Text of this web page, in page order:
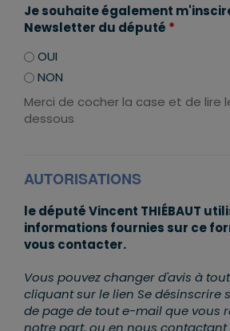
Je souhaite également
Newsletter du député *
OUI
NON
Merci de cocher la case et de lire
dessous
AUTORISATIONS
le député Vincent THIÉBAUT
informations fournies sur ce
vous contacter.
Vous pouvez changer d'avis à
cliquant sur le lien Se désinscrire
de page de tout e-mail que vous
notre part, ou en nous contactant